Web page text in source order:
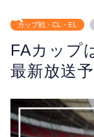
カップ戦・CL・EL
FAカップ
最新放送